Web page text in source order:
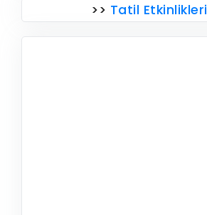
>> Tatil Etkinlikleri